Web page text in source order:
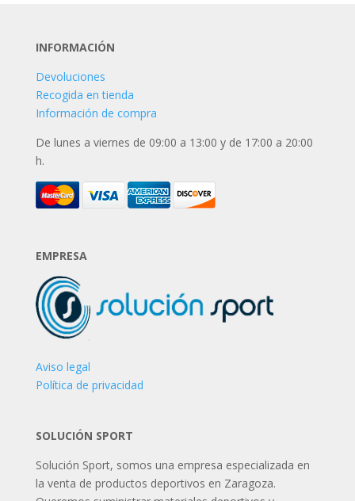
INFORMACIÓN
Devoluciones
Recogida en tienda
Información de compra
De lunes a viernes de 09:00 a 13:00 y de 17:00 a 20:00
h.
EMPRESA
Aviso legal
Política de privacidad
SOLUCIÓN SPORT
Solución Sport, somos una empresa especializada en
la venta de productos deportivos en Zaragoza.